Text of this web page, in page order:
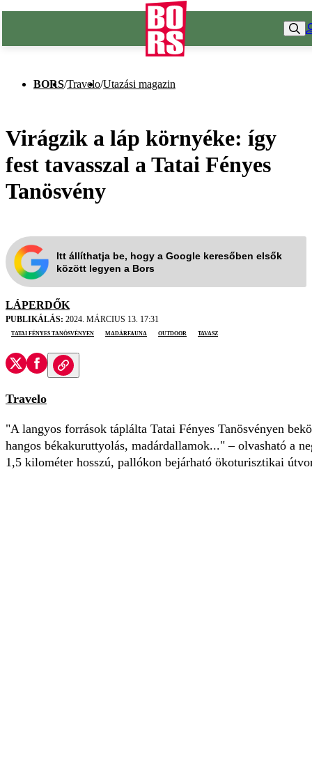
BORS/Travelo/Utazási magazin
Virágzik a láp környéke: így
fest tavasszal a Tatai Fényes
Tanösvény
Itt állíthatja be, hogy a Google keresőben elsők
között legyen a Bors
LÁPERDŐK
PUBLIKÁLÁS: 2024. MÁRCIUS 13. 17:31
Tatai Fényes Tanösvényen
madárfauna outdoor tavasz
Travelo
"A langyos források táplálta Tatai Fényes Tanösvényen
hangos békakuruttyolás, madárdallamok..." – olvasható a
1,5 kilométer hosszú, pallókon bejárható ökoturisztikai